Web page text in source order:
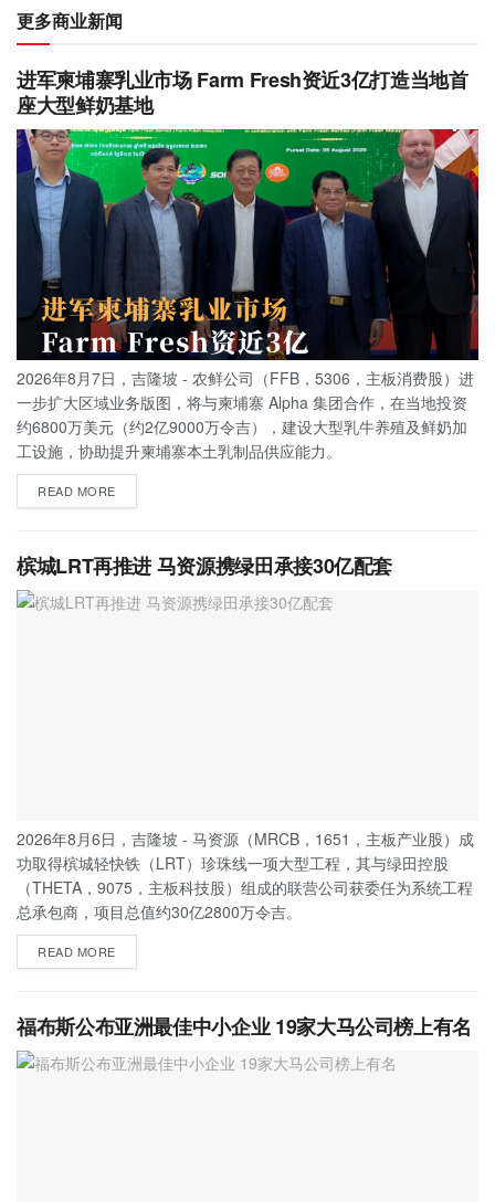
更多商业新闻
进军柬埔寨乳业市场 Farm Fresh资近3亿打造当地首
座大型鲜奶基地
2026年8月7日，吉隆坡 - 农鲜公司（FFB，5306，主板消费股）进
一步扩大区域业务版图，将与柬埔寨 Alpha 集团合作，在当地投资
约6800万美元（约2亿9000万令吉），建设大型乳牛养殖及鲜奶加
工设施，协助提升柬埔寨本土乳制品供应能力。
READ MORE
槟城LRT再推进 马资源携绿田承接30亿配套
2026年8月6日，吉隆坡 - 马资源（MRCB，1651，主板产业股）成
功取得槟城轻快铁（LRT）珍珠线一项大型工程，其与绿田控股
（THETA，9075，主板科技股）组成的联营公司获委任为系统工程
总承包商，项目总值约30亿2800万令吉。
READ MORE
福布斯公布亚洲最佳中小企业 19家大马公司榜上有名